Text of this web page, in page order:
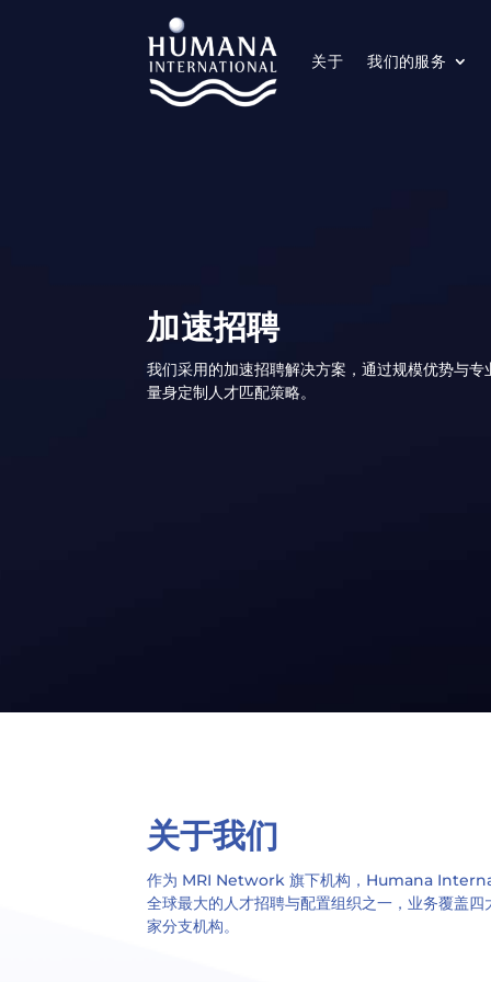
关于 我们的服务
加速招聘
我们采用的加速招聘解决方案，通过规模优势与
量身定制人才匹配策略。
关于我们
作为 MRI Network 旗下机构，Humana
全球最大的人才招聘与配置组织之一，业务覆盖
家分支机构。